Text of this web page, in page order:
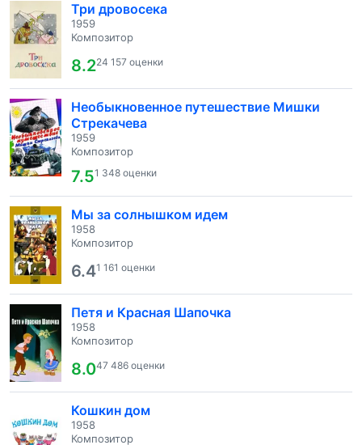
Три дровосека
1959
Композитор
8.224 157 оценки
Необыкновенное путешествие Мишки
Стрекачева
1959
Композитор
7.51 348 оценки
Мы за солнышком идем
1958
Композитор
6.41 161 оценки
Петя и Красная Шапочка
1958
Композитор
8.047 486 оценки
Кошкин дом
1958
Композитор